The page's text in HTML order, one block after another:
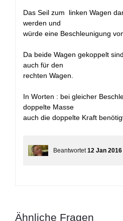
Das Seil zum linken Wagen
werden und
würde eine Beschleunigung
Da beide Wagen gekoppelt
auch für den
rechten Wagen.
In Worten : bei gleicher
doppelte Masse
auch die doppelte Kraft
Beantwortet 12 Jan 2016
Ähnliche Fragen